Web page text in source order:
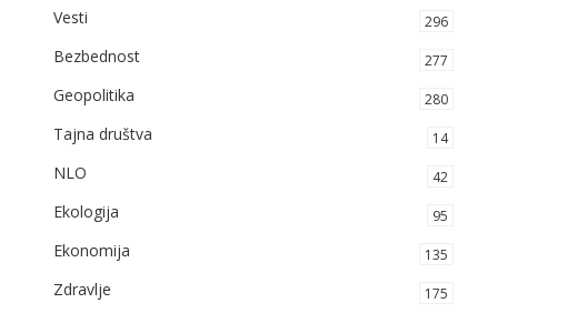
Vesti 296
Bezbednost 277
Geopolitika 280
Tajna društva 14
NLO 42
Ekologija 95
Ekonomija 135
Zdravlje 175